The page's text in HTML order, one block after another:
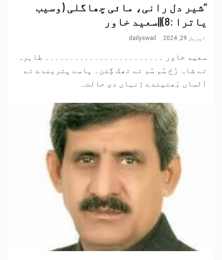
”شیر دل رانی، مائی چھاگلی (وسیب
یاترا :8)||سعید خاور
اپریل 29, 2024 dailyswail
سعید خاور ۔۔۔۔۔۔۔۔۔۔۔۔۔۔۔۔۔۔۔۔۔۔۔۔ طاہرہ
تے شاہ رُخ سُم سُم تے تھک ڳئن۔ پاسے پتریندے تے
آلساں بَھنیندے اِنہاں دی حالت...